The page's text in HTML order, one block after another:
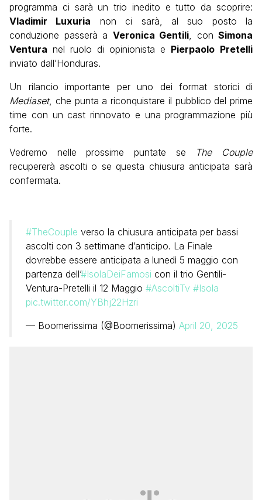
programma ci sarà un trio inedito e tutto da scoprire:
Vladimir Luxuria non ci sarà, al suo posto la
conduzione passerà a Veronica Gentili, con Simona
Ventura nel ruolo di opinionista e Pierpaolo Pretelli
inviato dall’Honduras.
Un rilancio importante per uno dei format storici di
Mediaset, che punta a riconquistare il pubblico del prime
time con un cast rinnovato e una programmazione più
forte.
Vedremo nelle prossime puntate se
The Couple
recupererà ascolti o se questa chiusura anticipata sarà
confermata.
#TheCouple verso la chiusura anticipata per bassi
ascolti con 3 settimane d’anticipo. La Finale
dovrebbe essere anticipata a lunedì 5 maggio con
partenza dell’#IsolaDeiFamosi con il trio Gentili-
Ventura-Pretelli il 12 Maggio #AscoltiTv #Isola
pic.twitter.com/YBhj22Hzri
— Boomerissima (@Boomerissima) April 20, 2025